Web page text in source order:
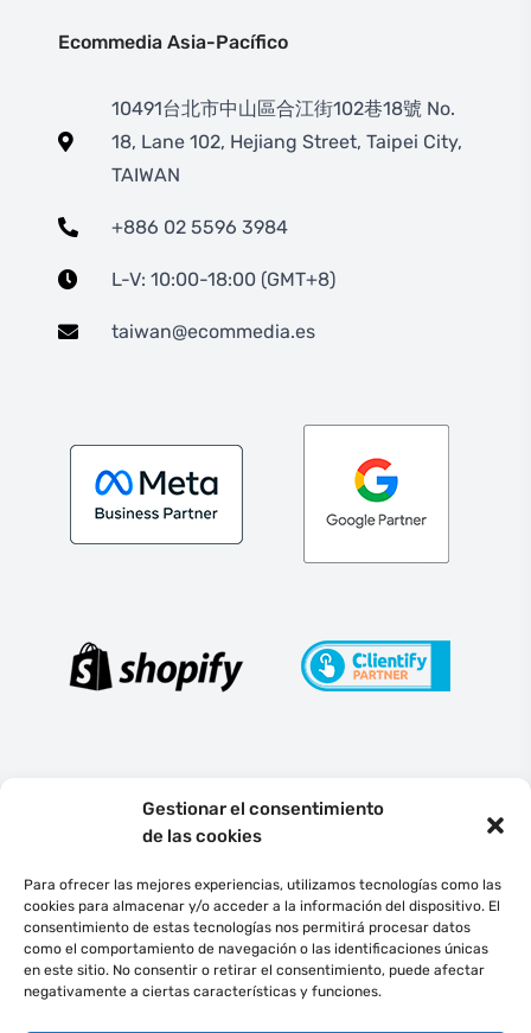
Gestionar el consentimiento
de las cookies
Para ofrecer las mejores experiencias, utilizamos tecnologías como las
cookies para almacenar y/o acceder a la información del dispositivo. El
consentimiento de estas tecnologías nos permitirá procesar datos
como el comportamiento de navegación o las identificaciones únicas
en este sitio. No consentir o retirar el consentimiento, puede afectar
negativamente a ciertas características y funciones.
Ecommedia Asia-Pacífico
10491台北市中山區合江街102巷18號 No.
18, Lane 102, Hejiang Street, Taipei City,
TAIWAN
+886 02 5596 3984
L-V: 10:00-18:00 (GMT+8)
taiwan@ecommedia.es
Español